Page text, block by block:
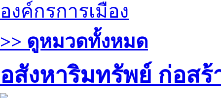
องค์กรการเมือง
>> ดูหมวดทั้งหมด
อสังหาริมทรัพย์ ก่อส